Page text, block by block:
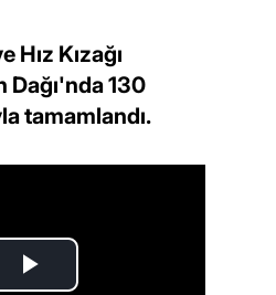
Hız Kızağı
Dağı'nda 130
tamamlandı.